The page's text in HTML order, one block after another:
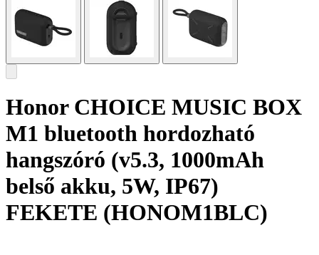
Honor CHOICE MUSIC BOX
M1 bluetooth hordozható
hangszóró (v5.3, 1000mAh
belső akku, 5W, IP67)
FEKETE (HONOM1BLC)